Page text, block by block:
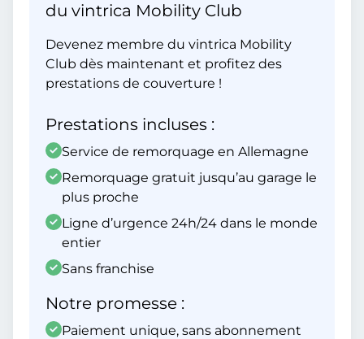
du vintrica Mobility Club
Devenez membre du vintrica Mobility
Club dès maintenant et profitez des
prestations de couverture !
Prestations incluses :
Service de remorquage en Allemagne
Remorquage gratuit jusqu’au garage le
plus proche
Ligne d’urgence 24h/24 dans le monde
entier
Sans franchise
Notre promesse :
Paiement unique, sans abonnement